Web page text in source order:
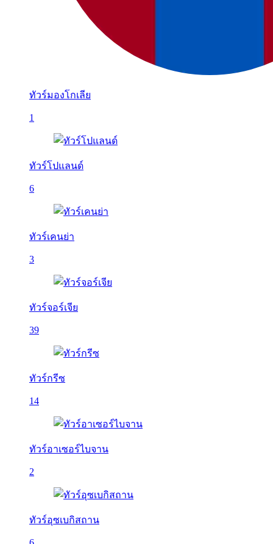
ทัวร์มองโกเลีย
1
ทัวร์โปแลนด์
6
ทัวร์เคนย่า
3
ทัวร์จอร์เจีย
39
ทัวร์กรีซ
14
ทัวร์อาเซอร์ไบจาน
2
ทัวร์อุซเบกิสถาน